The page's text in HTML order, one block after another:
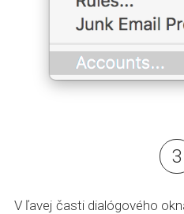
V ľavej časti dialógového